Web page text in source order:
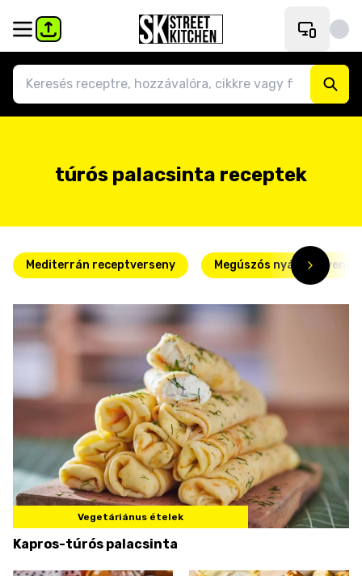
túrós palacsinta receptek
Mediterrán receptverseny Megúszós nyári
Vegetáriánus ételek
Kapros-túrós palacsinta